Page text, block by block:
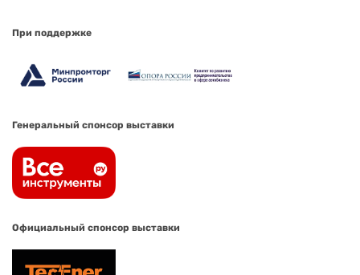
При поддержке
Генеральный спонсор выставки
Официальный спонсор выставки